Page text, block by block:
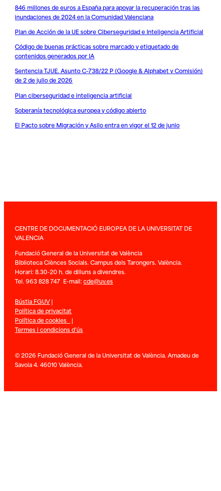
846 millones de euros a España para apoyar la recuperación tras las
inundaciones de 2024 en la Comunidad Valenciana
Plan de Acción de la UE sobre Ciberseguridad e Inteligencia Artificial
Código de buenas prácticas sobre marcado y etiquetado de
contenidos generados por IA
Sentencia TJUE. Asunto C-738/22 P (Google & Alphabet v Comisión)
de 2 de julio de 2026
Plan ciberseguridad e inteligencia artificial
Soberanía tecnológica europea y código abierto
El Pacto sobre Migración y Asilo entra en vigor el 12 de junio
CENTRE DE DOCUMENTACIÓ EUROPEA DE LA UNIVERSITAT DE
VALENCIA
Fundació General de la Universitat de València
Biblioteca Ciènces Socials. Campus dels Tarongers. València.
Horari: 8.30-20 h. de dilluns a divendres.
Tel. 963 828 747 E-mail:cde@uv.es
Bústia FGUV|
Política de privacitat
Política de cookies |
Termes i condicions d’ús
© 2026 Fundació General de la Universitat de València. Amadeu de
Savoia 4. 46010 València.